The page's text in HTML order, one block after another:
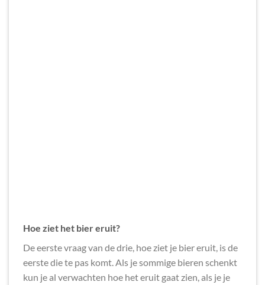
Hoe ziet het bier eruit?
De eerste vraag van de drie, hoe ziet je bier eruit, is de
eerste die te pas komt. Als je sommige bieren schenkt
kun je al verwachten hoe het eruit gaat zien, als je je